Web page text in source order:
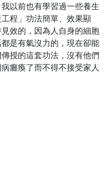
以前也有學習過一些養生
程」功法簡單、效果顯
效的，因為人自身的細胞
是有氣沒力的，現在卻能
授的這套功法，沒有他們
癱瘓了而不得不接受家人